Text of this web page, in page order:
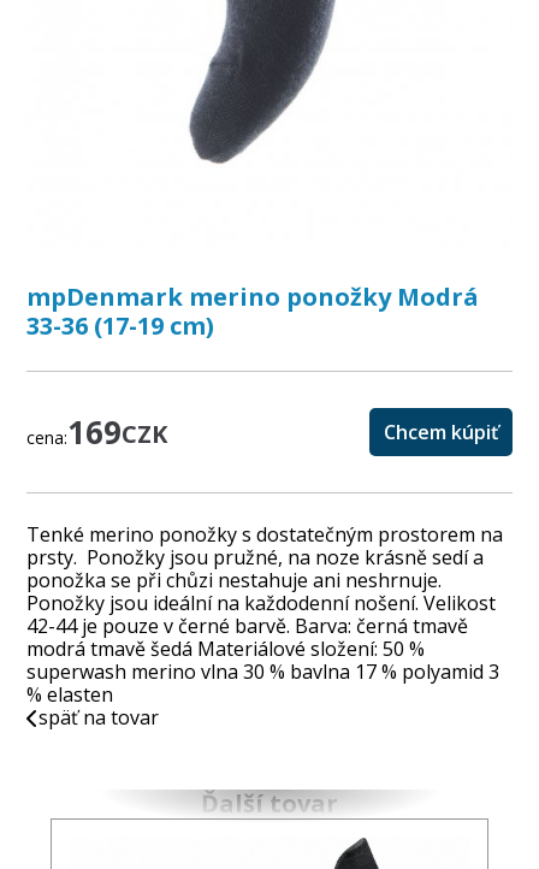
mpDenmark merino ponožky Modrá
33-36 (17-19 cm)
cena:169CZK Chcem kúpiť
Tenké merino ponožky s dostatečným prostorem na
prsty. Ponožky jsou pružné, na noze krásně sedí a
ponožka se při chůzi nestahuje ani neshrnuje.
Ponožky jsou ideální na každodenní nošení. Velikost
42-44 je pouze v černé barvě. Barva: černá tmavě
modrá tmavě šedá Materiálové složení: 50 %
superwash merino vlna 30 % bavlna 17 % polyamid 3
% elasten
späť na tovar
Ďalší tovar